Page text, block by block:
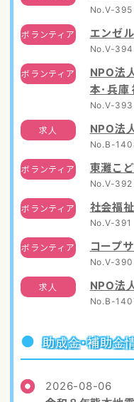
No.V-395
ボランティア
エンゼ
No.V-394
ボランティア
NPO法
本･兵庫
No.V-393
求人
NPO法
No.B-
ボランティア
東灘こ
No.V-392
ボランティア
社会福
No.V-391
ボランティア
コープ
No.V-390
求人
NPO法
No.B-
助成金・補助金
2026-08-06